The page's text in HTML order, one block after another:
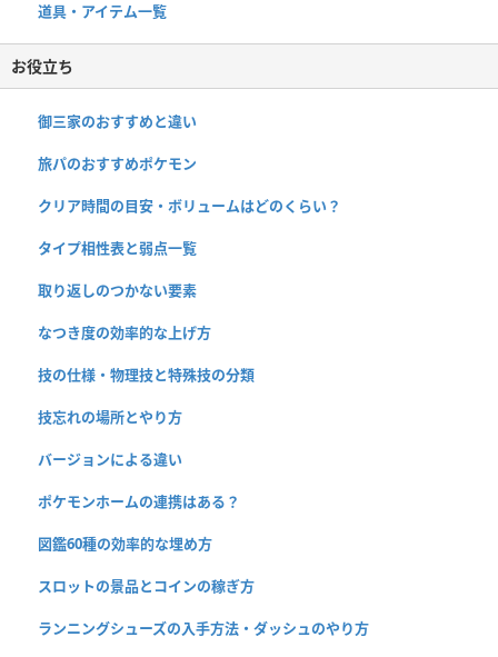
道具・アイテム一覧
お役立ち
御三家のおすすめと違い
旅パのおすすめポケモン
クリア時間の目安・ボリュームはどのくらい？
タイプ相性表と弱点一覧
取り返しのつかない要素
なつき度の効率的な上げ方
技の仕様・物理技と特殊技の分類
技忘れの場所とやり方
バージョンによる違い
ポケモンホームの連携はある？
図鑑60種の効率的な埋め方
スロットの景品とコインの稼ぎ方
ランニングシューズの入手方法・ダッシュのやり方